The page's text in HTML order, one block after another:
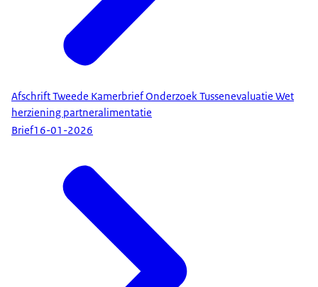
Afschrift Tweede Kamerbrief Onderzoek Tussenevaluatie Wet
herziening partneralimentatie
Brief16-01-2026